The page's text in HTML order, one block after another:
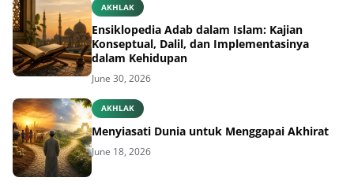
AKHLAK
Ensiklopedia Adab dalam Islam: Kajian
Konseptual, Dalil, dan Implementasinya
dalam Kehidupan
June 30, 2026
AKHLAK
Menyiasati Dunia untuk Menggapai Akhirat
June 18, 2026